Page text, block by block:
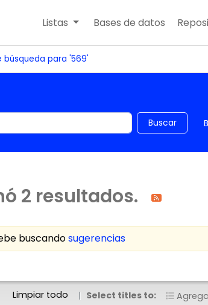
Listas Bases de datos
búsqueda para '569'
por palabra clave Buscar
2 resultados.
buscandosugerencias
Limpiar todo Select titles to: